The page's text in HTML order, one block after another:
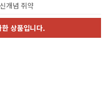
개념 쥐약
상품입니다.